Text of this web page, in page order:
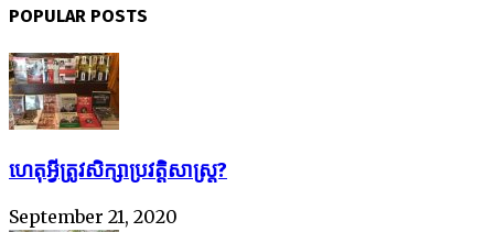
POPULAR POSTS
ហេតុអ្វីត្រូវសិក្សាប្រវត្តិសាស្ត្រ?
September 21, 2020